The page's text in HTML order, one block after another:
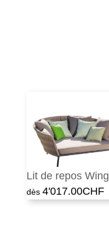
Lit de repos Wing
4'017.00CHF